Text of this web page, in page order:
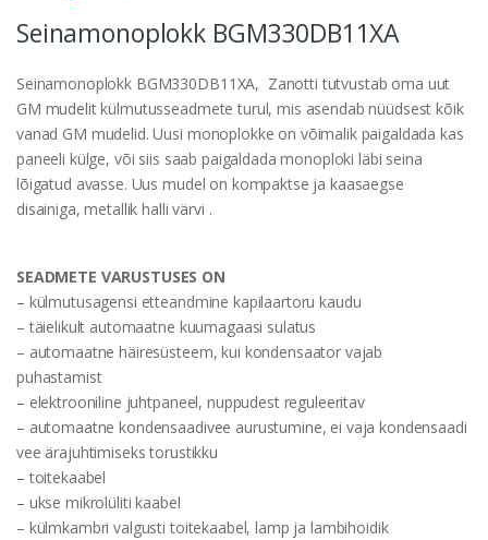
Seinamonoplokk BGM330DB11XA
Seinamonoplokk BGM330DB11XA, Zanotti tutvustab oma uut
GM mudelit külmutusseadmete turul, mis asendab nüüdsest kõik
vanad GM mudelid. Uusi monoplokke on võimalik paigaldada kas
paneeli külge, või siis saab paigaldada monoploki läbi seina
lõigatud avasse. Uus mudel on kompaktse ja kaasaegse
disainiga, metallik halli värvi .
SEADMETE VARUSTUSES ON
– külmutusagensi etteandmine kapilaartoru kaudu
– täielikult automaatne kuumagaasi sulatus
– automaatne häiresüsteem, kui kondensaator vajab
puhastamist
– elektrooniline juhtpaneel, nuppudest reguleeritav
– automaatne kondensaadivee aurustumine, ei vaja kondensaadi
vee ärajuhtimiseks torustikku
– toitekaabel
– ukse mikrolüliti kaabel
– külmkambri valgusti toitekaabel, lamp ja lambihoidik